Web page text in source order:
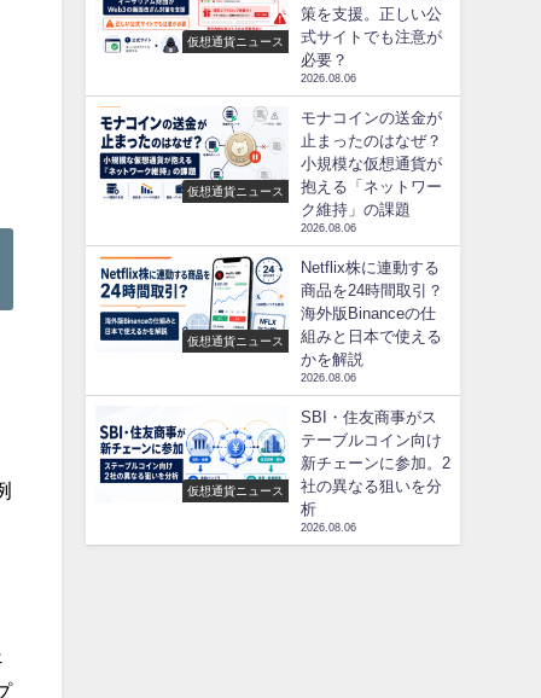
仮想通貨ニュース
策を支援。正しい公
式サイトでも注意が
必要？
2026.08.06
仮想通貨ニュース
モナコインの送金が
止まったのはなぜ？
小規模な仮想通貨が
抱える「ネットワー
ク維持」の課題
2026.08.06
仮想通貨ニュース
Netflix株に連動する
商品を24時間取引？
海外版Binanceの仕
組みと日本で使える
かを解説
2026.08.06
仮想通貨ニュース
SBI・住友商事がス
テーブルコイン向け
新チェーンに参加。2
社の異なる狙いを分
析
2026.08.06